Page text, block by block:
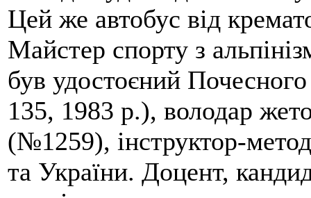
Цей же автобус від
Майстер спорту з
був удостоєний
135, 1983 р.), володар
(№1259), інструктор-
та України. Доцент,